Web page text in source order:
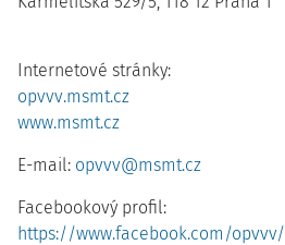
Internetové stránky:
opvvv.msmt.cz
www.msmt.cz
E-mail: opvvv@msmt.cz
Facebookový profil:
https://www.facebook.com/opvvv/